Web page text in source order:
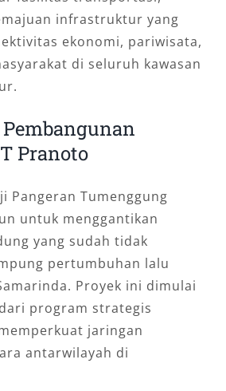
infrastruktur yang
ekonomi, pariwisata,
di seluruh kawasan
Pranoto
Pangeran Tumenggung
untuk menggantikan
yang sudah tidak
pertumbuhan lalu
Proyek ini dimulai
program strategis
jaringan
antarwilayah di